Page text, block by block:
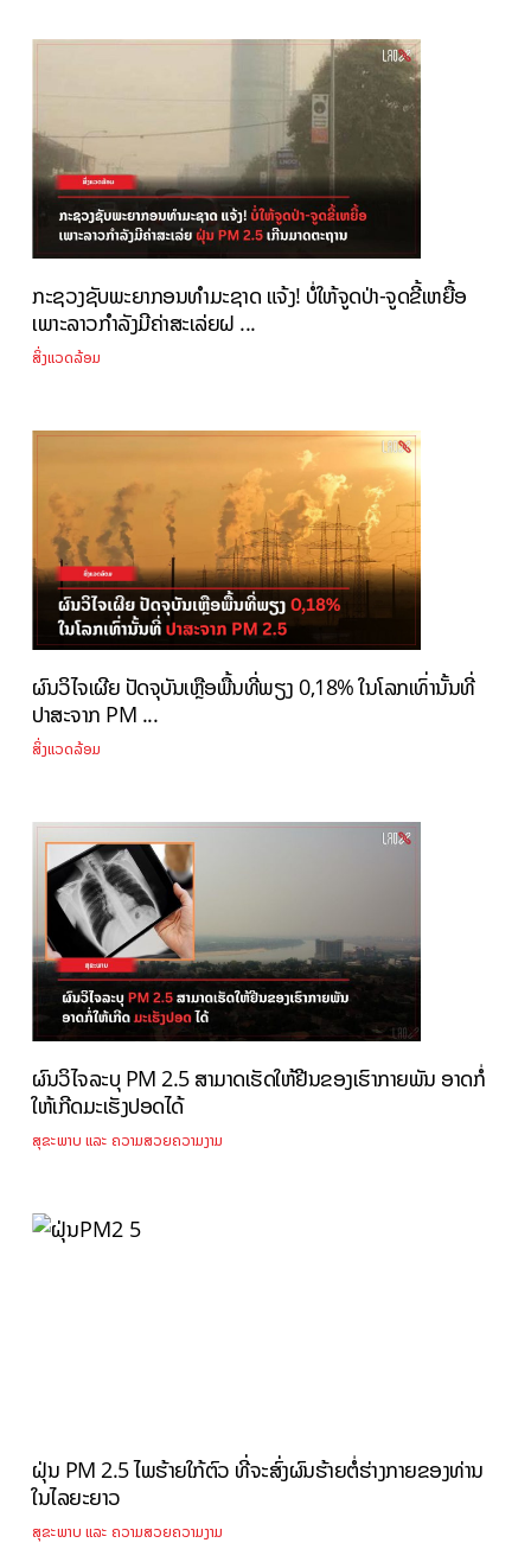
ກະຊວງຊັບພະຍາກອນທຳມະຊາດ ແຈ້ງ! ບໍ່ໃຫ້ຈູດປ່າ-ຈູດຂີ້ເຫຍື້ອ
ເພາະລາວກຳລັງມີຄ່າສະເລ່ຍຝ ...
ສິ່ງແວດລ້ອມ
ຜົນວິໄຈເຜີຍ ປັດຈຸບັນເຫຼືອພື້ນທີ່ພຽງ 0,18% ໃນໂລກເທົ່ານັ້ນທີ່
ປາສະຈາກ PM ...
ສິ່ງແວດລ້ອມ
ຜົນວິໄຈລະບຸ PM 2.5 ສາມາດເຮັດໃຫ້ຢີນຂອງເຮົາກາຍພັນ ອາດກໍ່
ໃຫ້ເກີດມະເຮັງປອດໄດ້
ສຸຂະພາບ ແລະ ຄວາມສວຍຄວາມງາມ
ຝຸ່ນ PM 2.5 ໄພຮ້າຍໃກ້ຕົວ ທີ່ຈະສົ່ງຜົນຮ້າຍຕໍ່ຮ່າງກາຍຂອງທ່ານ
ໃນໄລຍະຍາວ
ສຸຂະພາບ ແລະ ຄວາມສວຍຄວາມງາມ